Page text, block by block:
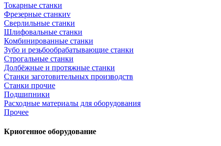
Токарные станки
Фрезерные станкиv
Сверлильные станки
Шлифовальные станки
Комбинированные станки
Зубо и резьбообрабатывающие станки
Строгальные станки
Долбёжные и протяжные станки
Станки заготовительных производств
Станки прочие
Подшипники
Расходные материалы для оборудования
Прочее
Криогенное оборудование